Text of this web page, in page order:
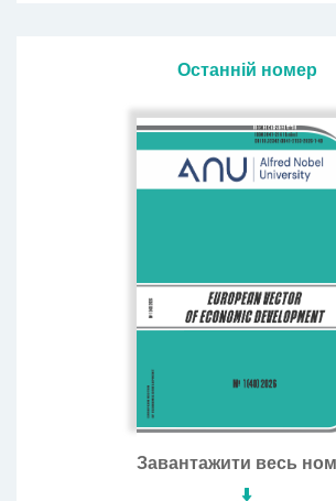
Останній номер
Завантажити весь